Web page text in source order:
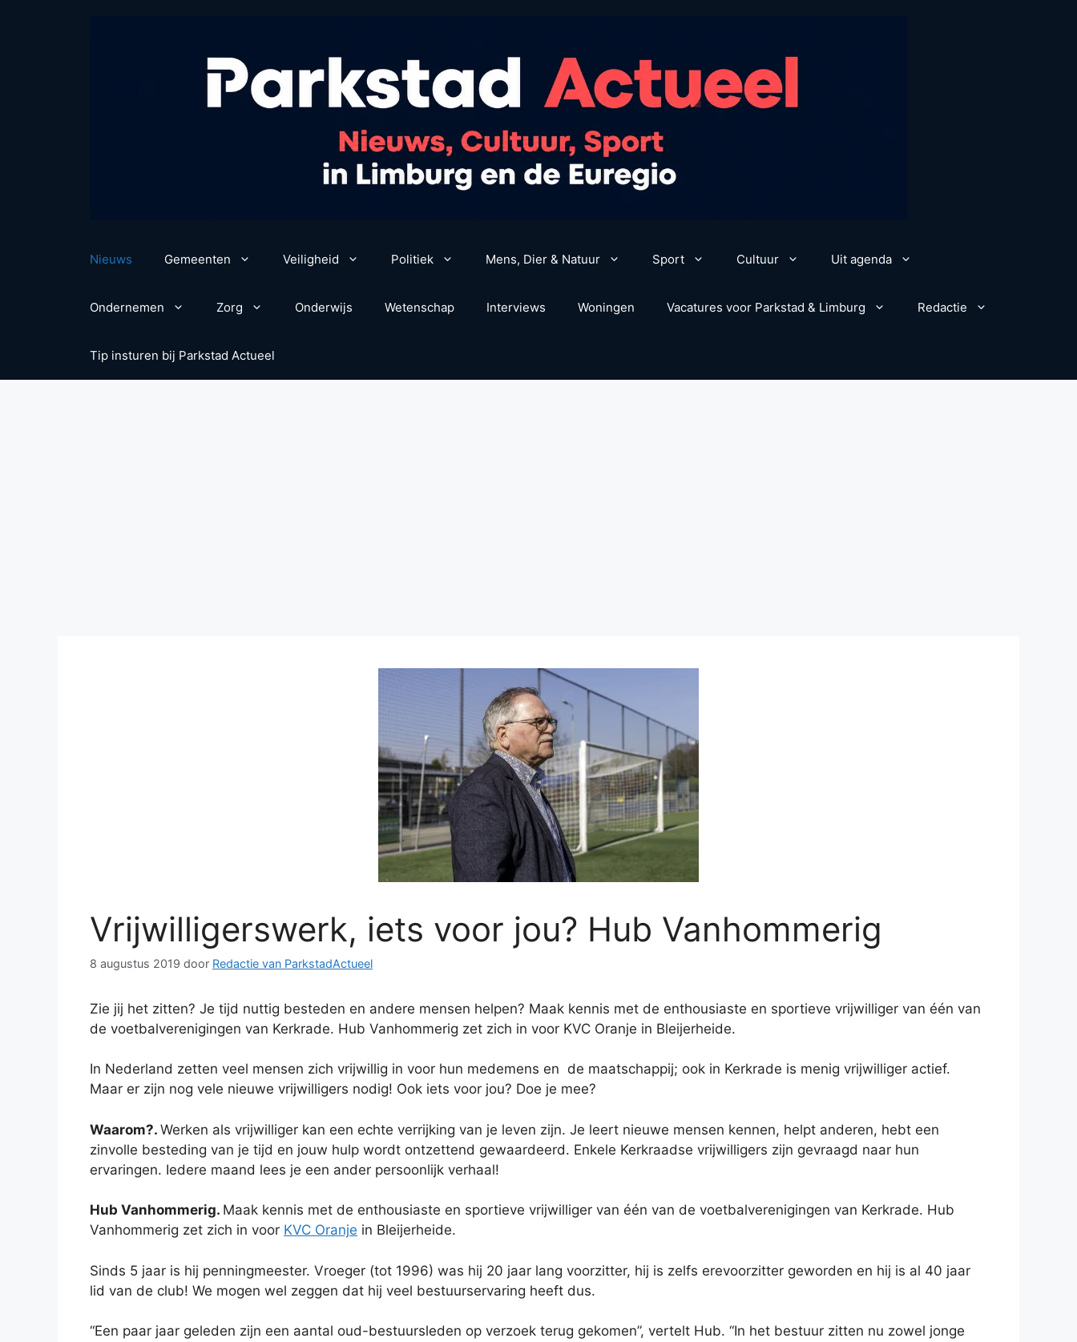
Nieuws Gemeenten Veiligheid Politiek Mens, Dier & Natuur Sport Cultuur Uit agenda
Ondernemen Zorg Onderwijs Wetenschap Interviews Woningen Vacatures voor Parkstad & Limburg Redactie
Tip insturen bij Parkstad Actueel
Vrijwilligerswerk, iets voor jou? Hub Vanhommerig
8 augustus 2019 door Redactie van ParkstadActueel
Zie jij het zitten? Je tijd nuttig besteden en andere mensen helpen? Maak kennis met de enthousiaste en sportieve vrijwilliger van één van
de voetbalverenigingen van Kerkrade. Hub Vanhommerig zet zich in voor KVC Oranje in Bleijerheide.
In Nederland zetten veel mensen zich vrijwillig in voor hun medemens en de maatschappij; ook in Kerkrade is menig vrijwilliger actief.
Maar er zijn nog vele nieuwe vrijwilligers nodig! Ook iets voor jou? Doe je mee?
Waarom?. Werken als vrijwilliger kan een echte verrijking van je leven zijn. Je leert nieuwe mensen kennen, helpt anderen, hebt een
zinvolle besteding van je tijd en jouw hulp wordt ontzettend gewaardeerd. Enkele Kerkraadse vrijwilligers zijn gevraagd naar hun
ervaringen. Iedere maand lees je een ander persoonlijk verhaal!
Hub Vanhommerig. Maak kennis met de enthousiaste en sportieve vrijwilliger van één van de voetbalverenigingen van Kerkrade. Hub
Vanhommerig zet zich in voor KVC Oranje in Bleijerheide.
Sinds 5 jaar is hij penningmeester. Vroeger (tot 1996) was hij 20 jaar lang voorzitter, hij is zelfs erevoorzitter geworden en hij is al 40 jaar
lid van de club! We mogen wel zeggen dat hij veel bestuurservaring heeft dus.
“Een paar jaar geleden zijn een aantal oud-bestuursleden op verzoek terug gekomen”, vertelt Hub. “In het bestuur zitten nu zowel jonge